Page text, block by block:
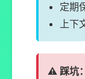
定期
上下
⚠️ 踩坑：